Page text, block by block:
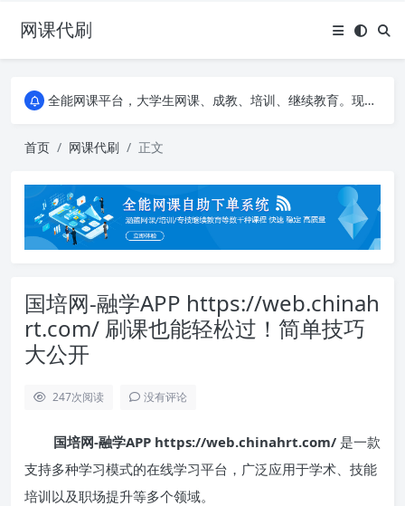
网课代刷
AI论文写作平台，根据真实文献内容生成论文
全能网课平台，大学生网课、成教、培训、继续教育。现已接入代刷代考项目3000+
全能网课平台，大学生网课、成教、培训、继续教育。现已接入代刷代考项目3000+
首页 网课代刷 正文
国培网-融学APP https://web.chinah
rt.com/ 刷课也能轻松过！简单技巧
大公开
247次阅读 没有评论
国培网-融学APP https://web.chinahrt.com/ 是一款
支持多种学习模式的在线学习平台，广泛应用于学术、技能
培训以及职场提升等多个领域。